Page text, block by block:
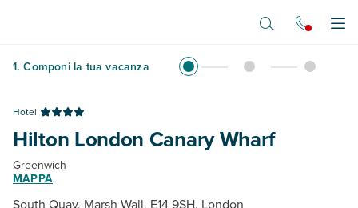
1. Componi la tua vacanza
Hotel
Hilton London Canary Wharf
Greenwich
MAPPA